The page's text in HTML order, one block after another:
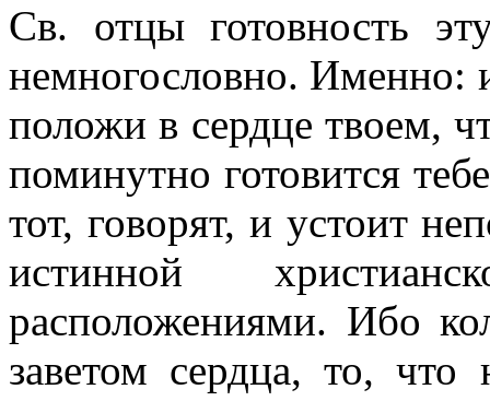
Св. отцы готовность
немногословно. Именно:
положи в сердце твоем,
поминутно готовится
тот, говорят, и устоит
истинной
расположениями. Ибо
заветом сердца, то,